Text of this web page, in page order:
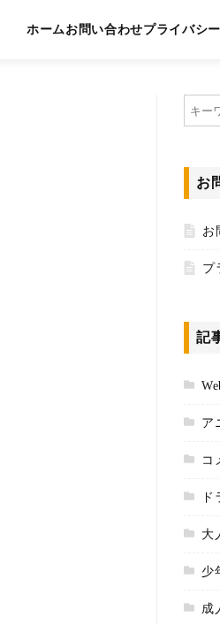
ホームお問い合わせプライバシ
お
お
プ
記
ア
コ
ド
大
少
成